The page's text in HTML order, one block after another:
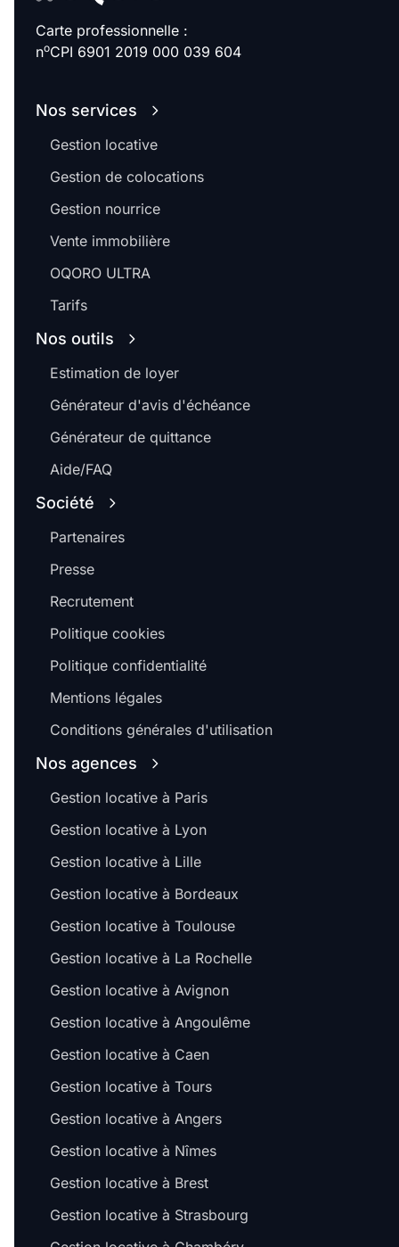
Carte professionnelle :
noCPI 6901 2019 000 039 604
Nos services
Gestion locative
Gestion de colocations
Gestion nourrice
Vente immobilière
OQORO ULTRA
Tarifs
Nos outils
Estimation de loyer
Générateur d'avis d'échéance
Générateur de quittance
Aide/FAQ
Société
Partenaires
Presse
Recrutement
Politique cookies
Politique confidentialité
Mentions légales
Conditions générales d'utilisation
Nos agences
Gestion locative à Paris
Gestion locative à Lyon
Gestion locative à Lille
Gestion locative à Bordeaux
Gestion locative à Toulouse
Gestion locative à La Rochelle
Gestion locative à Avignon
Gestion locative à Angoulême
Gestion locative à Caen
Gestion locative à Tours
Gestion locative à Angers
Gestion locative à Nîmes
Gestion locative à Brest
Gestion locative à Strasbourg